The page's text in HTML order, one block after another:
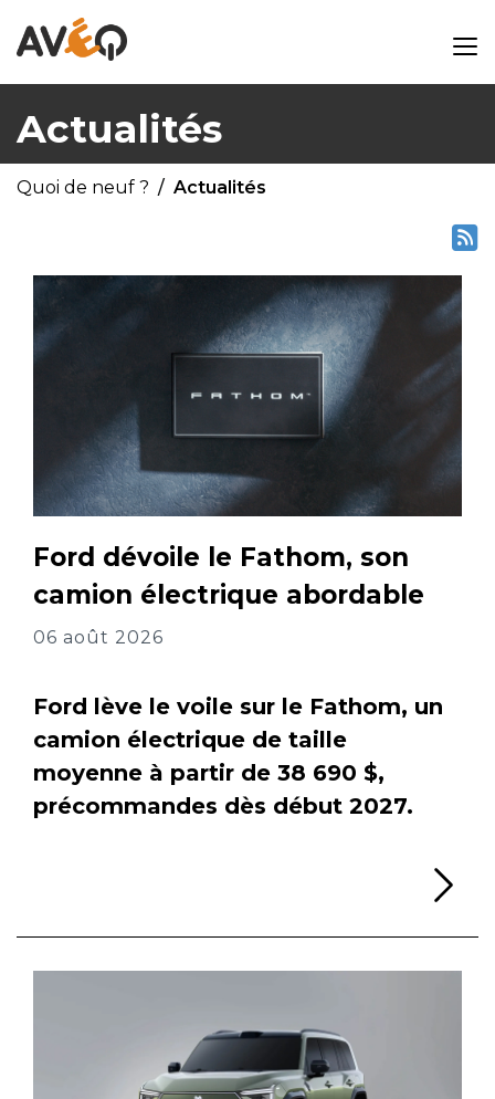
Actualités
Quoi de neuf ? Actualités
Ford dévoile le Fathom, son
camion électrique abordable
06 août 2026
Ford lève le voile sur le Fathom, un
camion électrique de taille
moyenne à partir de 38 690 $,
précommandes dès début 2027.